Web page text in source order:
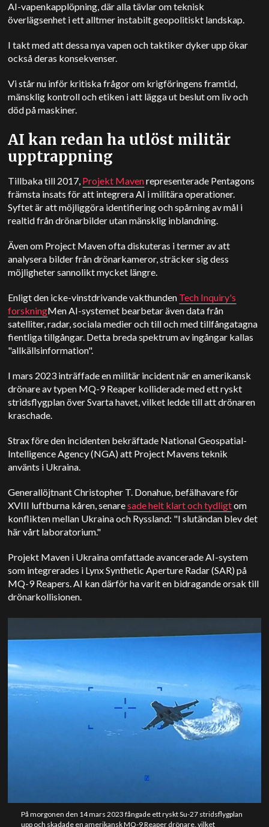
AI-vapenkapplöpning, där alla tävlar om teknisk
överlägsenhet i ett alltmer instabilt geopolitiskt landskap.
I takt med att dessa nya vapen och taktiker dyker upp ökar
också deras konsekvenser.
Vi står nu inför kritiska frågor om krigföringens framtid,
mänsklig kontroll och etiken i att lägga ut beslut om liv och
död på maskiner.
AI kan redan ha utlöst militär
upptrappning
Tillbaka till 2017, Projekt Mavenrepresenterade Pentagons
främsta insats för att integrera AI i militära operationer.
Syftet är att möjliggöra identifiering och spårning av mål i
realtid från drönarbilder utan mänsklig inblandning.
Även om Project Maven ofta diskuteras i termer av att
analysera bilder från drönarkameror, sträcker sig dess
möjligheter sannolikt mycket längre.
Enligt den icke-vinstdrivande vakthunden Tech Inquiry's
forskningMen AI-systemet bearbetar även data från
satelliter, radar, sociala medier och till och med tillfångatagna
fientliga tillgångar. Detta breda spektrum av ingångar kallas
"allkällsinformation".
I mars 2023 inträffade en militär incident när en amerikansk
drönare av typen MQ-9 Reaper kolliderade med ett ryskt
stridsflygplan över Svarta havet, vilket ledde till att drönaren
kraschade.
Strax före den incidenten bekräftade National Geospatial-
Intelligence Agency (NGA) att Project Mavens teknik
använts i Ukraina.
Generallöjtnant Christopher T. Donahue, befälhavare för
XVIII luftburna kåren, senaresade helt klart och tydligtom
konflikten mellan Ukraina och Ryssland: "I slutändan blev det
här vårt laboratorium."
Projekt Maven i Ukraina omfattade avancerade AI-system
som integrerades i Lynx Synthetic Aperture Radar (SAR) på
MQ-9 Reapers. AI kan därför ha varit en bidragande orsak till
drönarkollisionen.
På morgonen den 14 mars 2023 fångade ett ryskt Su-27 stridsflygplan
upp och skadade en amerikansk MQ-9 Reaper drönare, vilket